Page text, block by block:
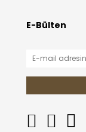
E-Bülten